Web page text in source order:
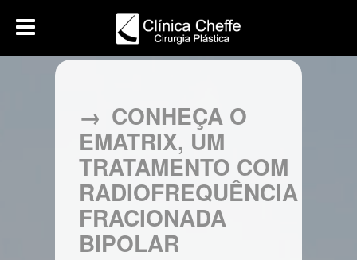
CONHEÇA O
EMATRIX, UM
TRATAMENTO COM
RADIOFREQUÊNCIA
FRACIONADA
BIPOLAR